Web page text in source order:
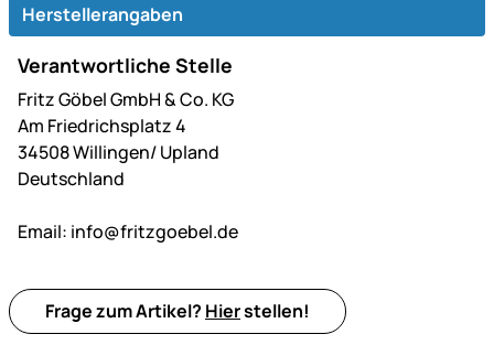
Herstellerangaben
Verantwortliche Stelle
Fritz Göbel GmbH & Co. KG
Am Friedrichsplatz 4
34508 Willingen/ Upland
Deutschland
Email: info@fritzgoebel.de
Frage zum Artikel? Hierstellen!